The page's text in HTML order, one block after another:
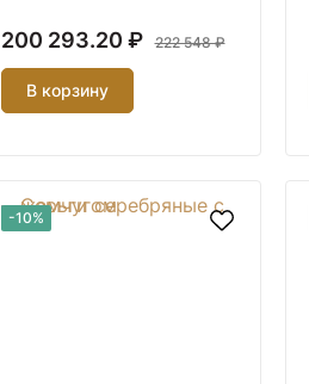
200 293.20 ₽ 222 548 ₽
В корзину
-10%